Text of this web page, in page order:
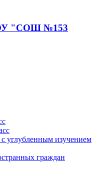
"СОШ №153
углубленным изучением
граждан